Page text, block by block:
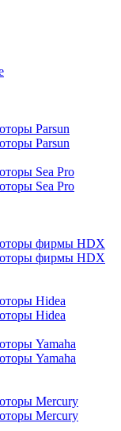
Parsun
Parsun
Sea Pro
Sea Pro
фирмы HDX
фирмы HDX
Hidea
Hidea
Yamaha
Yamaha
Mercury
Mercury